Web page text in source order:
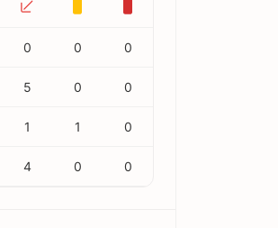
0 0 0
5 0 0
1 1 0
4 0 0